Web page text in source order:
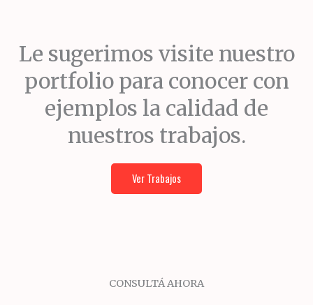
Le sugerimos visite nuestro
portfolio para conocer con
ejemplos la calidad de
nuestros trabajos.
Ver Trabajos
CONSULTÁ AHORA